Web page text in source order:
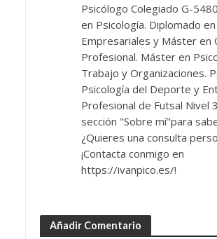
Psicólogo Colegiado G-
en Psicología. Diplomado en
Empresariales y Máster en
Profesional. Máster en
Trabajo y Organizaciones.
Psicología del Deporte y
Profesional de Futsal Nivel
sección "Sobre mí"para
¿Quieres una consulta
¡Contacta conmigo en
https://ivanpico.es/!
Añadir Comentario